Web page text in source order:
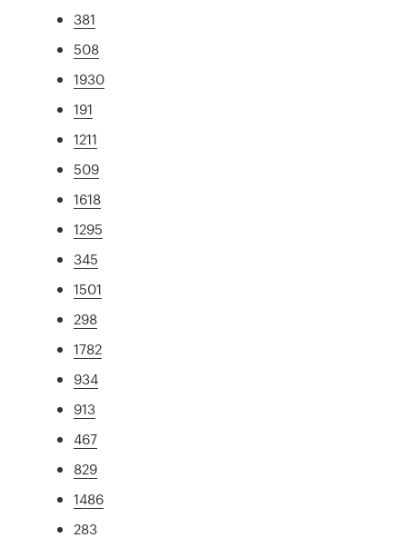
381
508
1930
191
1211
509
1618
1295
345
1501
298
1782
934
913
467
829
1486
283